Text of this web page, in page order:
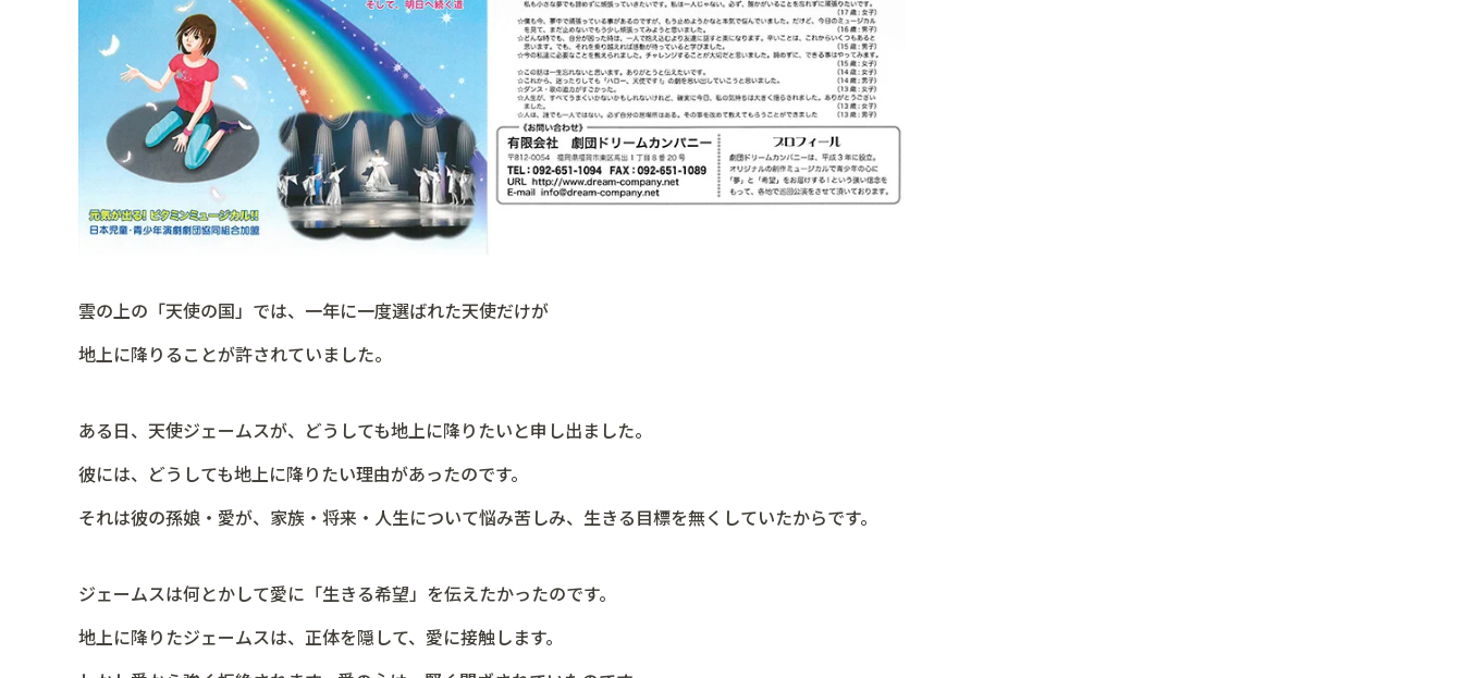
雲の上の「天使の国」では、一年に一度選ばれた天使だけが
地上に降りることが許されていました。
ある日、天使ジェームスが、どうしても地上に降りたいと申し出ました。
彼には、どうしても地上に降りたい理由があったのです。
それは彼の孫娘・愛が、家族・将来・人生について悩み苦しみ、生きる目標を無くしていたからです。
ジェームスは何とかして愛に「生きる希望」を伝えたかったのです。
地上に降りたジェームスは、正体を隠して、愛に接触します。